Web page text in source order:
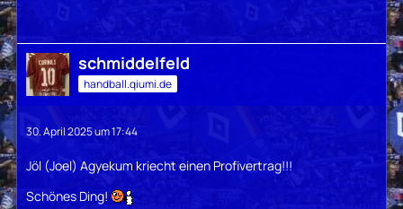
schmiddelfeld
handball.qiumi.de
30. April 2025 um 17:44
Jöl (Joel) Agyekum kriecht einen Profivertrag!!!
Schönes Ding!